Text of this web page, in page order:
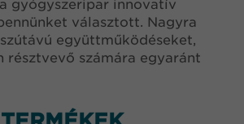
gyógyszeripar innovatív
választott. Nagyra
együttműködéseket,
résztvevő számára egyaránt